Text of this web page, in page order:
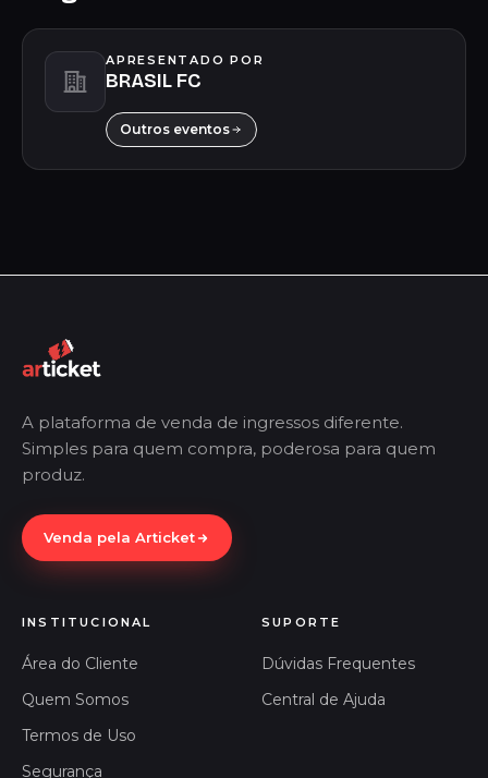
APRESENTADO POR
BRASIL FC
Outros eventos
A plataforma de venda de ingressos diferente.
Simples para quem compra, poderosa para quem
produz.
Venda pela Articket
INSTITUCIONAL
Área do Cliente
Quem Somos
Termos de Uso
Segurança
SUPORTE
Dúvidas Frequentes
Central de Ajuda